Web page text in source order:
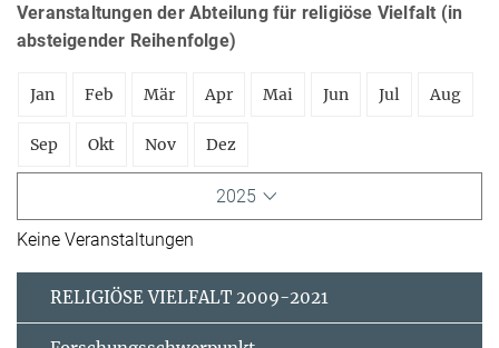
Veranstaltungen der Abteilung für religiöse Vielfalt (in
absteigender Reihenfolge)
Jan Feb Mär Apr Mai Jun Jul Aug
Sep Okt Nov Dez
2025
Keine Veranstaltungen
RELIGIÖSE VIELFALT 2009-2021